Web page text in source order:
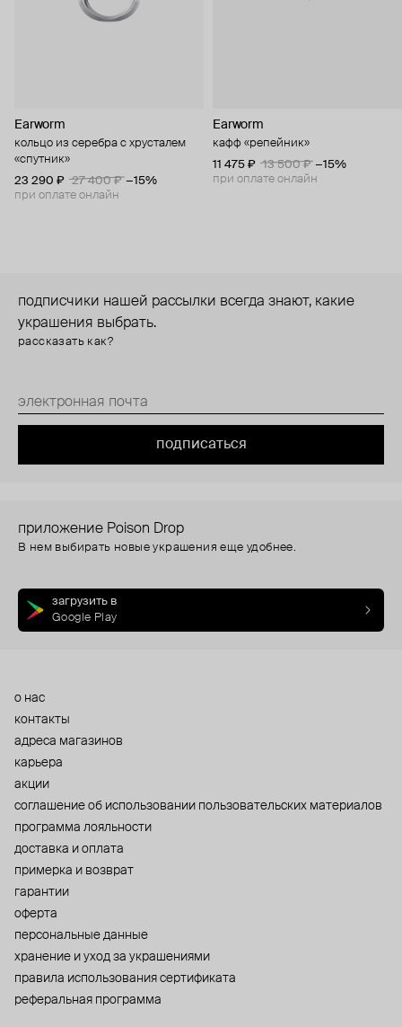
Earworm
кольцо из серебра с хрусталем
«спутник»
23 290 ₽
27 400 ₽ −15%
при оплате онлайн
Earworm
кафф «репейник»
11 475 ₽
13 500 ₽ −15%
при оплате онлайн
подписчики нашей рассылки всегда знают, какие
украшения выбрать.
рассказать как?
подписаться
приложение Poison Drop
В нем выбирать новые украшения еще удобнее.
загрузить в
Google Play
о нас
контакты
адреса магазинов
карьера
акции
cоглашение об использовании пользовательских материалов
программа лояльности
доставка и оплата
примерка и возврат
гарантии
оферта
персональные данные
хранение и уход за украшениями
правила использования сертификата
реферальная программа